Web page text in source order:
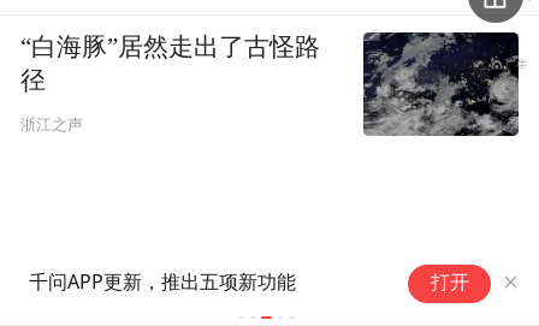
即时零售用户月花千元以上占
93.8%，30岁以下过半
打开
“白海豚”居然走出了古怪路
径
浙江之声